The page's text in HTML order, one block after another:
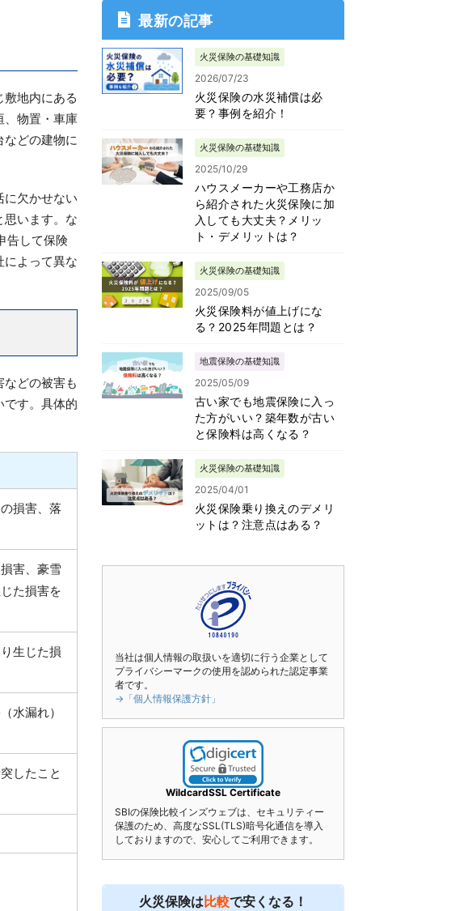
地内にある
、物置・車庫
などの建物に
に欠かせない
思います。な
告して保険
によって異な
どの被害も
です。具体的
損害、落
害、豪雪
た損害を
生じた損
水漏れ）
したこと
最新の記事
火災保険の基礎知識
2026/07/23
火災保険の水災補償は必
要？事例を紹介！
火災保険の基礎知識
2025/10/29
ハウスメーカーや工務店か
ら紹介された火災保険に加
入しても大丈夫？メリッ
ト・デメリットは？
火災保険の基礎知識
2025/09/05
火災保険料が値上げにな
る？2025年問題とは？
地震保険の基礎知識
2025/05/09
古い家でも地震保険に入っ
た方がいい？築年数が古い
と保険料は高くなる？
火災保険の基礎知識
2025/04/01
火災保険乗り換えのデメリ
ットは？注意点はある？
当社は個人情報の取扱いを適切に行う企業として
プライバシーマークの使用を認められた認定事業
者です。
→「個人情報保護方針」
WildcardSSL Certificate
SBIの保険比較インズウェブは、セキュリティー
保護のため、高度なSSL(TLS)暗号化通信を導入
しておりますので、安心してご利用できます。
火災保険は比較で安くなる！